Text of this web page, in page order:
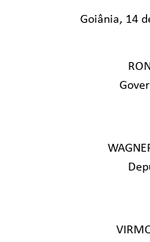
Goiânia, 14